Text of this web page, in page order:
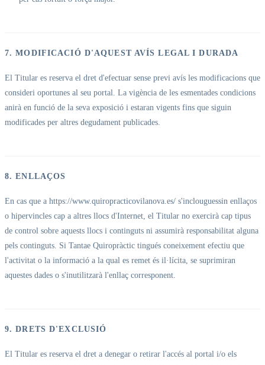
7. MODIFICACIÓ D'AQUEST AVÍS LEGAL I DURADA
El Titular es reserva el dret d'efectuar sense previ avís les modificacions que
consideri oportunes al seu portal. La vigència de les esmentades condicions
anirà en funció de la seva exposició i estaran vigents fins que siguin
modificades per altres degudament publicades.
8. ENLLAÇOS
En cas que a https://www.quiropracticovilanova.es/ s'inclouguessin enllaços
o hipervincles cap a altres llocs d'Internet, el Titular no exercirà cap tipus
de control sobre aquests llocs i continguts ni assumirà responsabilitat alguna
pels continguts. Si Tantae Quiropràctic tingués coneixement efectiu que
l'activitat o la informació a la qual es remet és il·lícita, se suprimiran
aquestes dades o s'inutilitzarà l'enllaç corresponent.
9. DRETS D'EXCLUSIÓ
El Titular es reserva el dret a denegar o retirar l'accés al portal i/o els